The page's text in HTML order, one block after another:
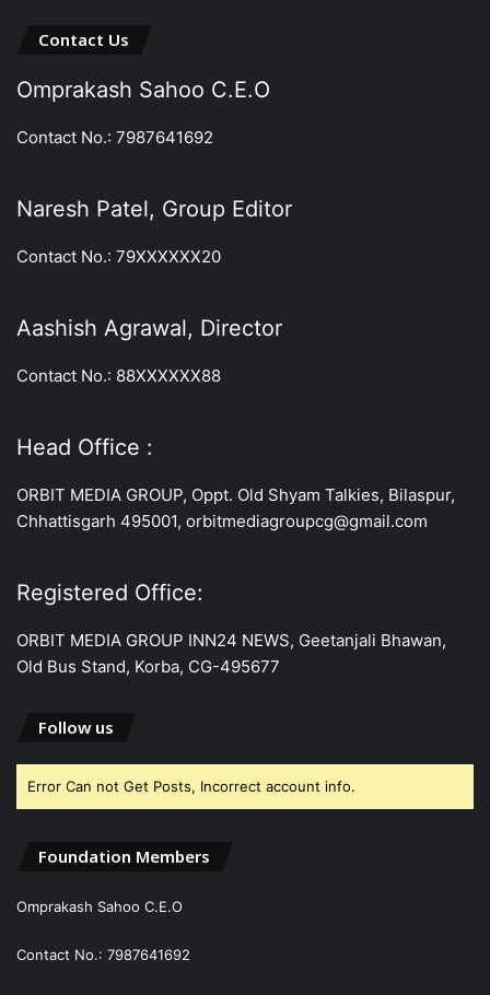
Contact Us
Omprakash Sahoo C.E.O
Contact No.: 7987641692
Naresh Patel, Group Editor
Contact No.: 79XXXXXX20
Aashish Agrawal, Director
Contact No.: 88XXXXXX88
Head Office :
ORBIT MEDIA GROUP, Oppt. Old Shyam Talkies, Bilaspur,
Chhattisgarh 495001, orbitmediagroupcg@gmail.com
Registered Office:
ORBIT MEDIA GROUP INN24 NEWS, Geetanjali Bhawan,
Old Bus Stand, Korba, CG-495677
Follow us
Error Can not Get Posts, Incorrect account info.
Foundation Members
Omprakash Sahoo C.E.O
Contact No.: 7987641692